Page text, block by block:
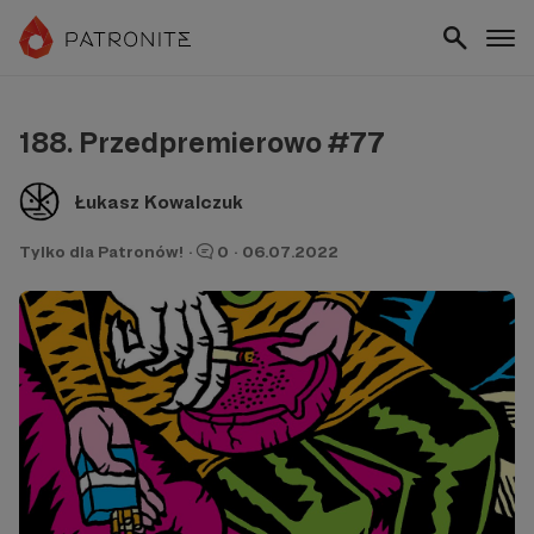
188. Przedpremierowo #77
Łukasz Kowalczuk
Tylko dla Patronów! · 0 · 06.07.2022